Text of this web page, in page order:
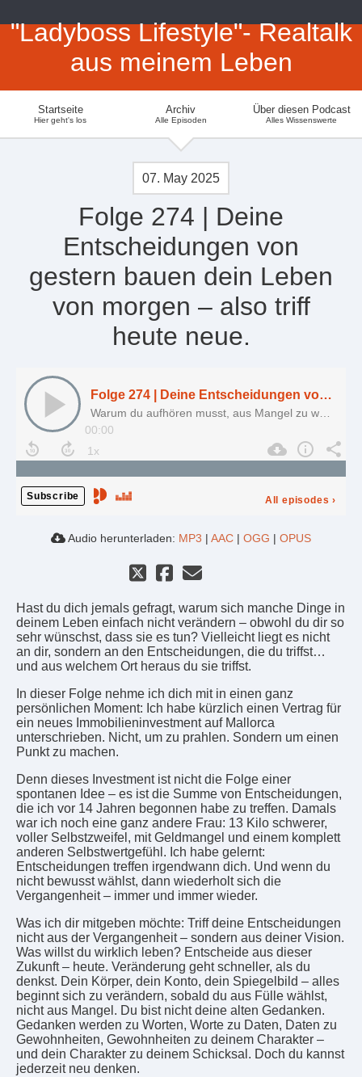
"Ladyboss Lifestyle"- Realtalk
aus meinem Leben
Startseite
Hier geht's los
Archiv
Alle Episoden
Über diesen Podcast
Alles Wissenswerte
07. May 2025
Folge 274 | Deine
Entscheidungen von
gestern bauen dein Leben
von morgen – also triff
heute neue.
Folge 274 | Deine Entscheidungen von gestern bauen dein Leben von morgen – also triff heute neue.
00:00
Subscribe All episodes ›
Audio herunterladen: MP3 | AAC | OGG | OPUS
Hast du dich jemals gefragt, warum sich manche Dinge in
deinem Leben einfach nicht verändern – obwohl du dir so
sehr wünschst, dass sie es tun? Vielleicht liegt es nicht
an dir, sondern an den Entscheidungen, die du triffst…
und aus welchem Ort heraus du sie triffst.
In dieser Folge nehme ich dich mit in einen ganz
persönlichen Moment: Ich habe kürzlich einen Vertrag für
ein neues Immobilieninvestment auf Mallorca
unterschrieben. Nicht, um zu prahlen. Sondern um einen
Punkt zu machen.
Denn dieses Investment ist nicht die Folge einer
spontanen Idee – es ist die Summe von Entscheidungen,
die ich vor 14 Jahren begonnen habe zu treffen. Damals
war ich noch eine ganz andere Frau: 13 Kilo schwerer,
voller Selbstzweifel, mit Geldmangel und einem komplett
anderen Selbstwertgefühl. Ich habe gelernt:
Entscheidungen treffen irgendwann dich. Und wenn du
nicht bewusst wählst, dann wiederholt sich die
Vergangenheit – immer und immer wieder.
Was ich dir mitgeben möchte: Triff deine Entscheidungen
nicht aus der Vergangenheit – sondern aus deiner Vision.
Was willst du wirklich leben? Entscheide aus dieser
Zukunft – heute. Veränderung geht schneller, als du
denkst. Dein Körper, dein Konto, dein Spiegelbild – alles
beginnt sich zu verändern, sobald du aus Fülle wählst,
nicht aus Mangel. Du bist nicht deine alten Gedanken.
Gedanken werden zu Worten, Worte zu Daten, Daten zu
Gewohnheiten, Gewohnheiten zu deinem Charakter –
und dein Charakter zu deinem Schicksal. Doch du kannst
jederzeit neu denken.